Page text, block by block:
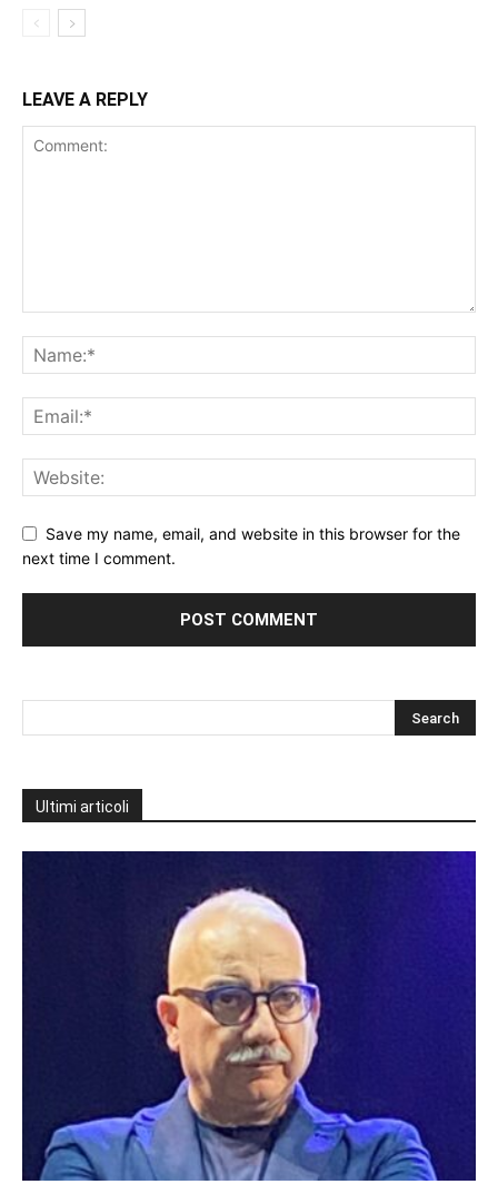
LEAVE A REPLY
Save my name, email, and website in this browser for the
next time I comment.
Ultimi articoli